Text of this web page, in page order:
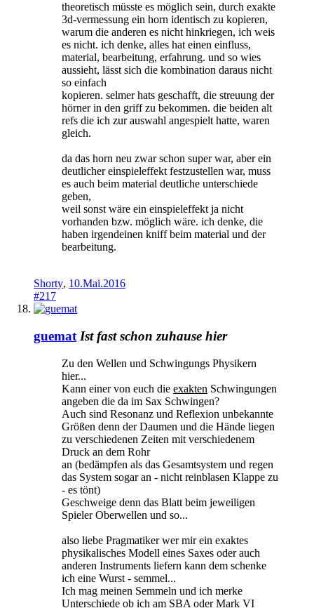
theoretisch müsste es möglich sein, durch exakte
3d-vermessung ein horn identisch zu kopieren,
warum die anderen es nicht hinkriegen, ich weis
es nicht. ich denke, alles hat einen einfluss,
material, bearbeitung, erfahrung. und so wies
aussieht, lässt sich die kombination daraus nicht
so einfach
kopieren. selmer hats geschafft, die streuung der
hörner in den griff zu bekommen. die beiden alt
refs die ich zur auswahl angespielt hatte, waren
gleich.
da das horn neu zwar schon super war, aber ein
deutlicher einspieleffekt festzustellen war, muss
es auch beim material deutliche unterschiede
geben,
weil sonst wäre ein einspieleffekt ja nicht
vorhanden bzw. möglich wäre. ich denke, die
haben irgendeinen kniff beim material und der
bearbeitung.
Shorty, 10.Mai.2016
#217
guemat Ist fast schon zuhause hier
Zu den Wellen und Schwingungs Physikern
hier...
Kann einer von euch die exakten Schwingungen
angeben die da im Sax Schwingen?
Auch sind Resonanz und Reflexion unbekannte
Größen denn der Daumen und die Hände liegen
zu verschiedenen Zeiten mit verschiedenem
Druck an dem Rohr
an (bedämpfen als das Gesamtsystem und regen
das System sogar an - nicht reinblasen Klappe zu
- es tönt)
Geschweige denn das Blatt beim jeweiligen
Spieler Oberwellen und so...
also liebe Pragmatiker wer mir ein exaktes
physikalisches Modell eines Saxes oder auch
anderen Instruments liefern kann dem schenke
ich eine Wurst - semmel...
Ich mag meinen Semmeln und ich merke
Unterschiede ob ich am SBA oder Mark VI